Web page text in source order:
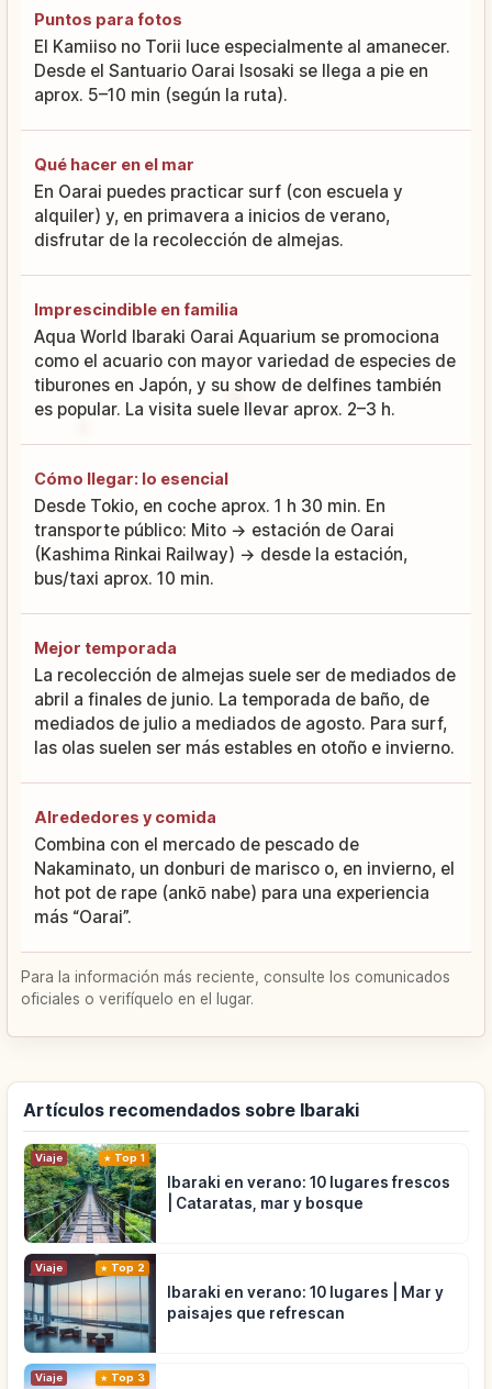
Puntos para fotos
El Kamiiso no Torii luce especialmente al amanecer.
Desde el Santuario Oarai Isosaki se llega a pie en
aprox. 5–10 min (según la ruta).
Qué hacer en el mar
En Oarai puedes practicar surf (con escuela y
alquiler) y, en primavera a inicios de verano,
disfrutar de la recolección de almejas.
Imprescindible en familia
Aqua World Ibaraki Oarai Aquarium se promociona
como el acuario con mayor variedad de especies de
tiburones en Japón, y su show de delfines también
es popular. La visita suele llevar aprox. 2–3 h.
Cómo llegar: lo esencial
Desde Tokio, en coche aprox. 1 h 30 min. En
transporte público: Mito → estación de Oarai
(Kashima Rinkai Railway) → desde la estación,
bus/taxi aprox. 10 min.
Mejor temporada
La recolección de almejas suele ser de mediados de
abril a finales de junio. La temporada de baño, de
mediados de julio a mediados de agosto. Para surf,
las olas suelen ser más estables en otoño e invierno.
Alrededores y comida
Combina con el mercado de pescado de
Nakaminato, un donburi de marisco o, en invierno, el
hot pot de rape (ankō nabe) para una experiencia
más “Oarai”.
Para la información más reciente, consulte los comunicados
oficiales o verifíquelo en el lugar.
Artículos recomendados sobre Ibaraki
Viaje Top 1
Ibaraki en verano: 10 lugares frescos
| Cataratas, mar y bosque
Viaje Top 2
Ibaraki en verano: 10 lugares | Mar y
paisajes que refrescan
Viaje Top 3